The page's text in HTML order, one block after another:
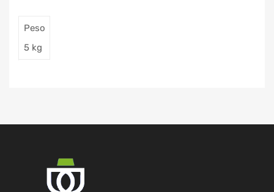
Peso
5 kg